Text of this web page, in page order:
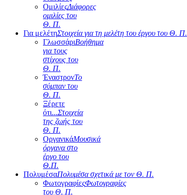
ΟμιλίεςΔιάφορες
ομιλίες του
Θ. Π.
Για μελέτηΣτοιχεία για τη μελέτη του έργου του Θ. Π.
ΓλωσσάριΒοήθημα
για τους
στίχους του
Θ. Π.
ΈναστρονΤο
σύμπαν του
Θ. Π.
Ξέρετε
ότι...Στοιχεία
της ζωής του
Θ. Π.
ΟργανικάΜουσικά
όργανα στο
έργο του
Θ.Π.
ΠολυμέσαΠολυμέσα σχετικά με τον Θ. Π.
ΦωτογραφίεςΦωτογραφίες
του Θ. Π.